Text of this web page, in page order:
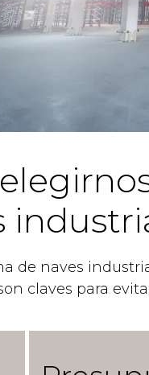
de naves
claves para